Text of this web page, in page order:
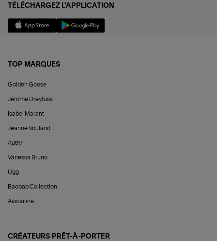
TÉLÉCHARGEZ L'APPLICATION
TOP MARQUES
Golden Goose
Jérôme Dreyfuss
Isabel Marant
Jeanne Vouland
Autry
Vanessa Bruno
Ugg
Baobab Collection
Assouline
CRÉATEURS PRÊT-À-PORTER